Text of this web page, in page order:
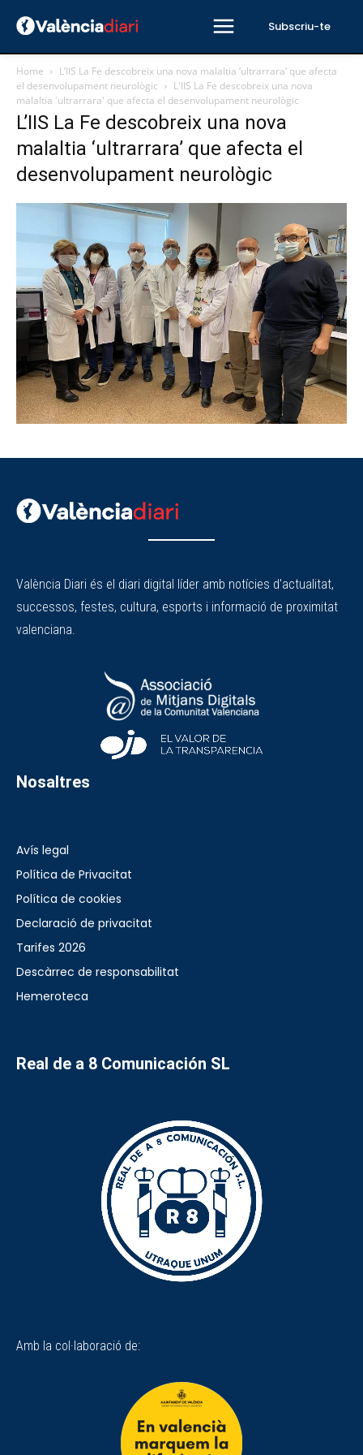
Subscriu-te
Home
L’IIS La Fe descobreix una nova malaltia ‘ultrarrara’ que afecta
el desenvolupament neurològic
L'IIS La Fe descobreix una nova
malaltia 'ultrarrara' que afecta el desenvolupament neurològic
L’IIS La Fe descobreix una nova
malaltia ‘ultrarrara’ que afecta el
desenvolupament neurològic
València Diari és el diari digital líder amb notícies d'actualitat,
successos, festes, cultura, esports i informació de proximitat
valenciana.
Nosaltres
Avís legal
Política de Privacitat
Política de cookies
Declaració de privacitat
Tarifes 2026
Descàrrec de responsabilitat
Hemeroteca
Real de a 8 Comunicación SL
Amb la col·laboració de: